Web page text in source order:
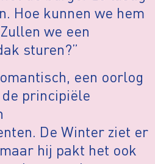
Hoe kunnen we hem
we een
sturen?”
een oorlog
principiële
De Winter ziet er
hij pakt het ook